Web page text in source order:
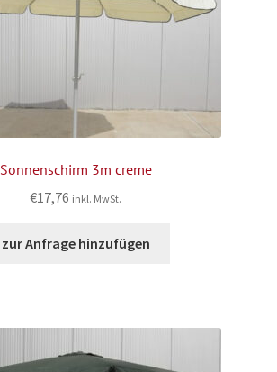
Sonnenschirm 3m creme
€17,76 inkl. MwSt.
zur Anfrage hinzufügen